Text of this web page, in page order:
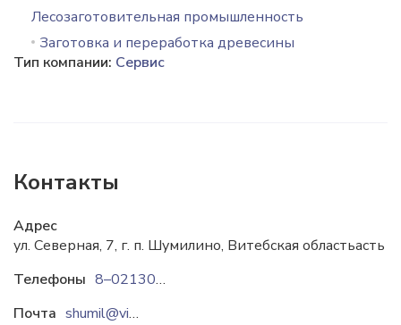
Лесозаготовительная промышленность
Заготовка и переработка древесины
Тип компании: Сервис
Контакты
Адрес
ул. Северная, 7, г. п. Шумилино, Витебская областьасть
Телефоны
8–02130-5-16-14
Почта
shumil@vitebsk.mlh.by